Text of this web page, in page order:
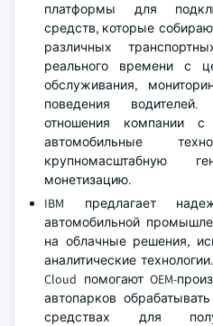
платформы для
средств, которые
различных
реального времени с
обслуживания,
поведения
отношения компании с
автомобильные
крупномасштабную
монетизацию.
IBM предлагает
автомобильной
на облачные решения,
аналитические
Cloud помогают OEM-
автопарков
средствах для